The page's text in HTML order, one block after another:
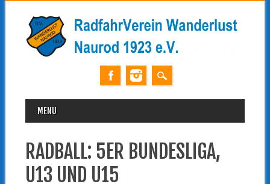
MAIN MENU
MENU
RADBALL: 5ER BUNDESLIGA,
U13 UND U15